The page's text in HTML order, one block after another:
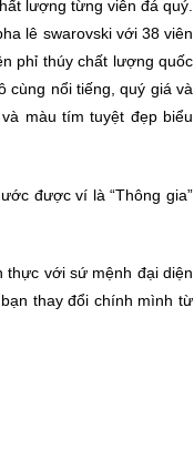
lượng từng viên đá quý.
lê swarovski với 38 viên
phỉ thúy chất lượng quốc
cùng nổi tiếng, quý giá và
màu tím tuyệt đẹp biểu
được ví là “Thông gia”
thực với sứ mệnh đại diện
thay đổi chính mình từ